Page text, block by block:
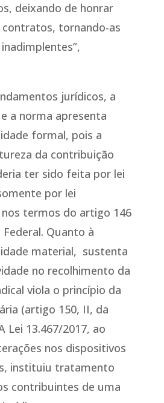
deixando de honrar
tornando-as
jurídicos, a
a norma apresenta
formal, pois a
da contribuição
ter sido feita por lei
por lei
termos do artigo 146
Quanto à
material, sustenta
no recolhimento da
viola o princípio da
(artigo 150, II, da
Lei 13.467/2017, ao
nos dispositivos
instituiu tratamento
contribuintes de uma